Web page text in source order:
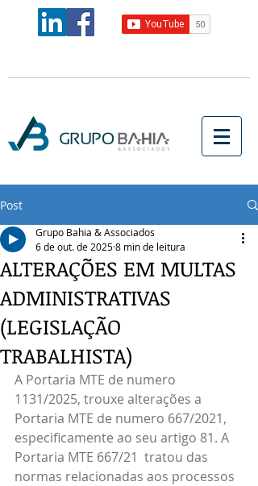
Post
ALTERAÇÕES EM MULTAS
ADMINISTRATIVAS
(LEGISLAÇÃO
TRABALHISTA)
Grupo Bahia & Associados
6 de out. de 20258 min de leitura
A Portaria MTE de numero
1131/2025, trouxe alterações a
Portaria MTE de numero 667/2021,
especificamente ao seu artigo 81. A
Portaria MTE 667/21  tratou das
normas relacionadas aos processos